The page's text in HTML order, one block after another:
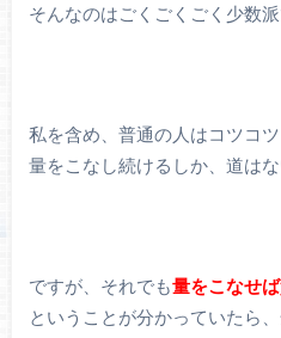
そんなのはごくごくごく少数派
私を含め、普通の人はコツコツ
量をこなし続けるしか、道はな
ですが、それでも量をこなせ
ということが分かっていたら